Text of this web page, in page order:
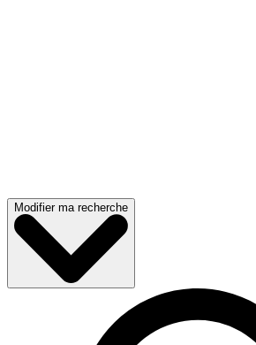
Modifier ma recherche